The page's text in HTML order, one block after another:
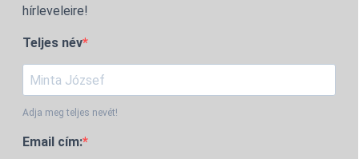
hírleveleire!
Teljes név
Adja meg teljes nevét!
Email cím: